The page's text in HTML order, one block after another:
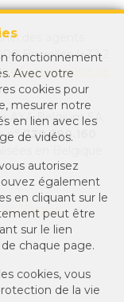
fonctionnement
Avec votre
cookies pour
mesurer notre
en lien avec les
de vidéos.
autorisez
également
en cliquant sur le
peut être
sur le lien
chaque page.
cookies, vous
de la vie
des agents
Bruxelles (+32 2
déontologique de
AXA Belgium SA,
n°730.390.160
Hainaut